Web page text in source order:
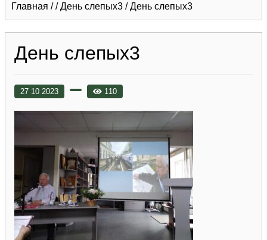
Главная //День слепых3 /День слепых3
День слепых3
27 10 2023 110